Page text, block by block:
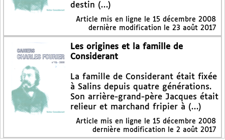
destin (…)
Article mis en ligne le 15 décembre 2008
dernière modification le 23 août 2017
Les origines et la famille de
Considerant
La famille de Considerant était fixée
à Salins depuis quatre générations.
Son arrière-grand-père Jacques était
relieur et marchand fripier à (…)
Article mis en ligne le 15 décembre 2008
dernière modification le 2 août 2017